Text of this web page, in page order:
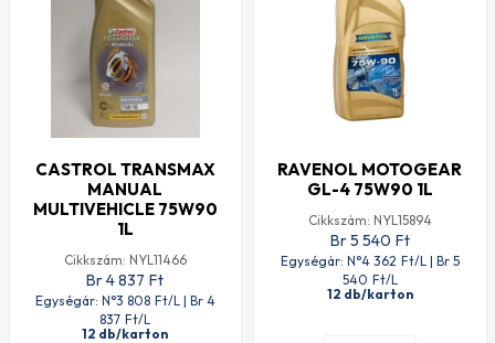
CASTROL TRANSMAX
MANUAL
MULTIVEHICLE 75W90
1L
Cikkszám: NYL11466
Br 4 837 Ft
Egységár: N°3 808 Ft/L | Br 4
837 Ft/L
12 db/karton
RAVENOL MOTOGEAR
GL-4 75W90 1L
Cikkszám: NYL15894
Br 5 540 Ft
Egységár: N°4 362 Ft/L | Br 5
540 Ft/L
12 db/karton